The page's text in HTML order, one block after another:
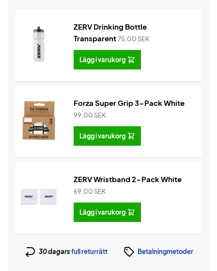
ZERV Drinking Bottle
Transparent75,00 SEK
Lägg i varukorg
Forza Super Grip 3-Pack White
99,00 SEK
Lägg i varukorg
ZERV Wristband 2-Pack White
69,00 SEK
Lägg i varukorg
30 dagarsfull returrätt Betalningmetoder